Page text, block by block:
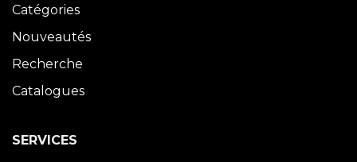
Catégories
Nouveautés
Recherche
Catalogues
SERVICES